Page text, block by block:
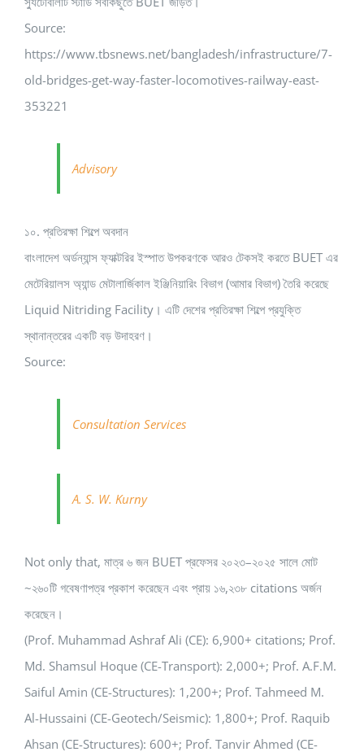
Source:
https://www.tbsnews.net/bangladesh/infrastructure/7-
old-bridges-get-way-faster-locomotives-railway-east-
353221
Advisory
১০. প্রতিরক্ষা শিল্পে অবদান
বাংলাদেশ অর্ডন্যান্স ফ্যাক্টরির ইস্পাত উপকরণকে আরও টেকসই করতে BUET এর
মেটেরিয়ালস অ্যান্ড মেটালার্জিকাল ইঞ্জিনিয়ারিং বিভাগ (আমার বিভাগ) তৈরি করেছে
Liquid Nitriding Facility। এটি দেশের প্রতিরক্ষা শিল্পে প্রযুক্তি
স্থানান্তরের একটি বড় উদাহরণ।
Source:
Consultation Services
A. S. W. Kurny
Not only that, মাত্র ৬ জন BUET প্রফেসর ২০২৩–২০২৫ সালে মোট
~২৬০টি গবেষণাপত্র প্রকাশ করেছেন এবং প্রায় ১৬,২৩৮ citations অর্জন
করেছেন।
(Prof. Muhammad Ashraf Ali (CE): 6,900+ citations; Prof.
Md. Shamsul Hoque (CE-Transport): 2,000+; Prof. A.F.M.
Saiful Amin (CE-Structures): 1,200+; Prof. Tahmeed M.
Al-Hussaini (CE-Geotech/Seismic): 1,800+; Prof. Raquib
Ahsan (CE-Structures): 600+; Prof. Tanvir Ahmed (CE-